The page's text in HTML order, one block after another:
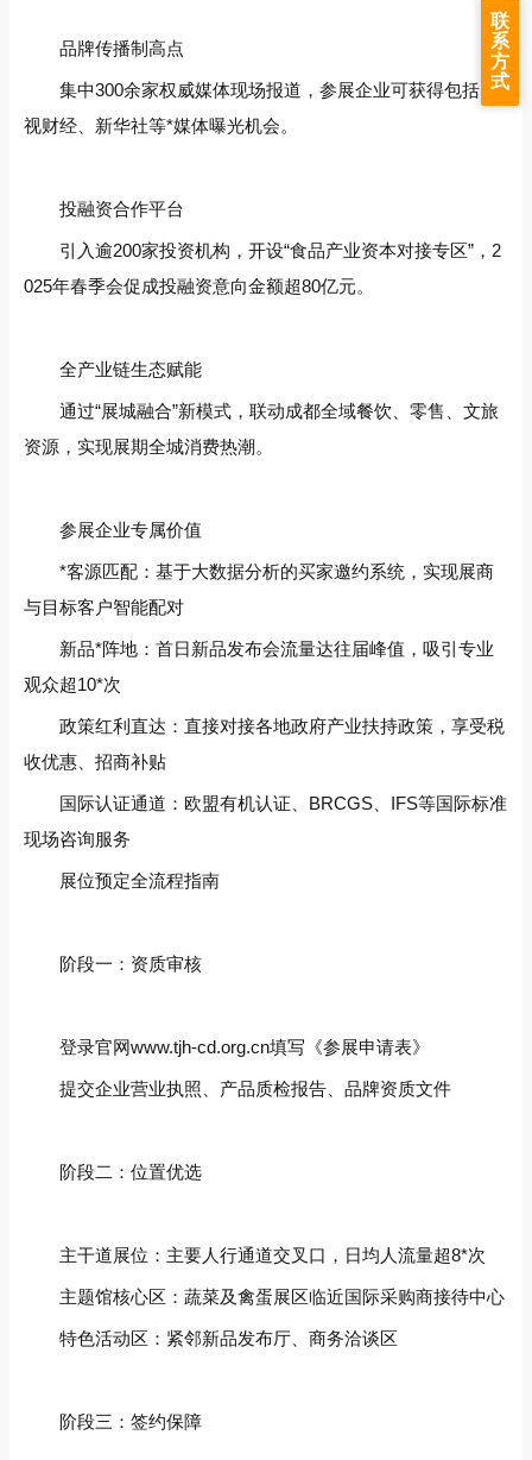
品牌传播制高点‌
集中300余家权威媒体现场报道，参展企业可获得包括央
视财经、新华社等*媒体曝光机会。
投融资合作平台‌
引入逾200家投资机构，开设“食品产业资本对接专区”，2
025年春季会促成投融资意向金额超80亿元。
全产业链生态赋能‌
通过“展城融合”新模式，联动成都全域餐饮、零售、文旅
资源，实现展期全城消费热潮。
参展企业专属价值
*客源匹配‌：基于大数据分析的买家邀约系统，实现展商
与目标客户智能配对
新品*阵地‌：首日新品发布会流量达往届峰值，吸引专业
观众超10*次
政策红利直达‌：直接对接各地政府产业扶持政策，享受税
收优惠、招商补贴
国际认证通道‌：欧盟有机认证、BRCGS、IFS等国际标准
现场咨询服务
展位预定全流程指南
阶段一：资质审核‌
登录官网www.tjh-cd.org.cn填写《参展申请表》
提交企业营业执照、产品质检报告、品牌资质文件
阶段二：位置优选‌
主干道展位‌：主要人行通道交叉口，日均人流量超8*次
主题馆核心区‌：蔬菜及禽蛋展区临近国际采购商接待中心
特色活动区‌：紧邻新品发布厅、商务洽谈区
阶段三：签约保障‌
联
系
方
式